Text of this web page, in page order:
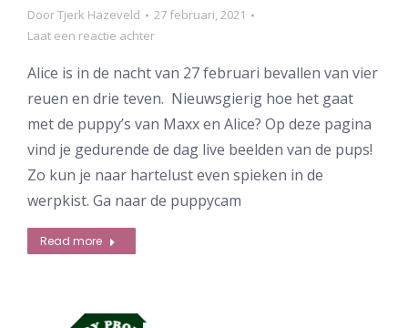
DoorTjerk Hazeveld
27 februari, 2021
Laat een reactie achter
Alice is in de nacht van 27 februari bevallen van vier
reuen en drie teven. Nieuwsgierig hoe het gaat
met de puppy’s van Maxx en Alice? Op deze pagina
vind je gedurende de dag live beelden van de pups!
Zo kun je naar hartelust even spieken in de
werpkist. Ga naar de puppycam
Read more